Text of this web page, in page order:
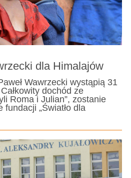
dla Himalajów
Wawrzecki wystąpią 31
dochód ze
Roma i Julian”, zostanie
„Światło dla